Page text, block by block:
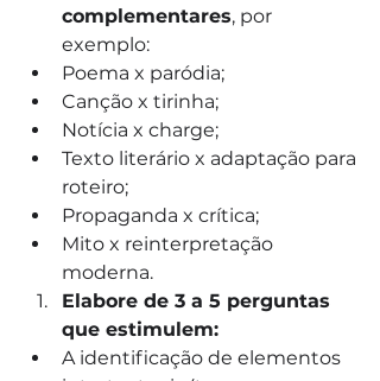
complementares, por
exemplo:
Poema x paródia;
Canção x tirinha;
Notícia x charge;
Texto literário x adaptação para
roteiro;
Propaganda x crítica;
Mito x reinterpretação
moderna.
Elabore de 3 a 5 perguntas
que estimulem:
A identificação de elementos